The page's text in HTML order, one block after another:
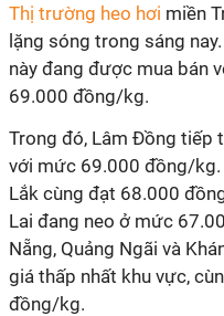
Thị trường heo hơi miền
lặng sóng trong sáng
này đang được mua bán
69.000 đồng/kg.
Trong đó, Lâm Đồng tiếp
với mức 69.000 đồng/kg.
Lắk cùng đạt 68.000
Lai đang neo ở mức
Nẵng, Quảng Ngãi và
giá thấp nhất khu vực,
đồng/kg.